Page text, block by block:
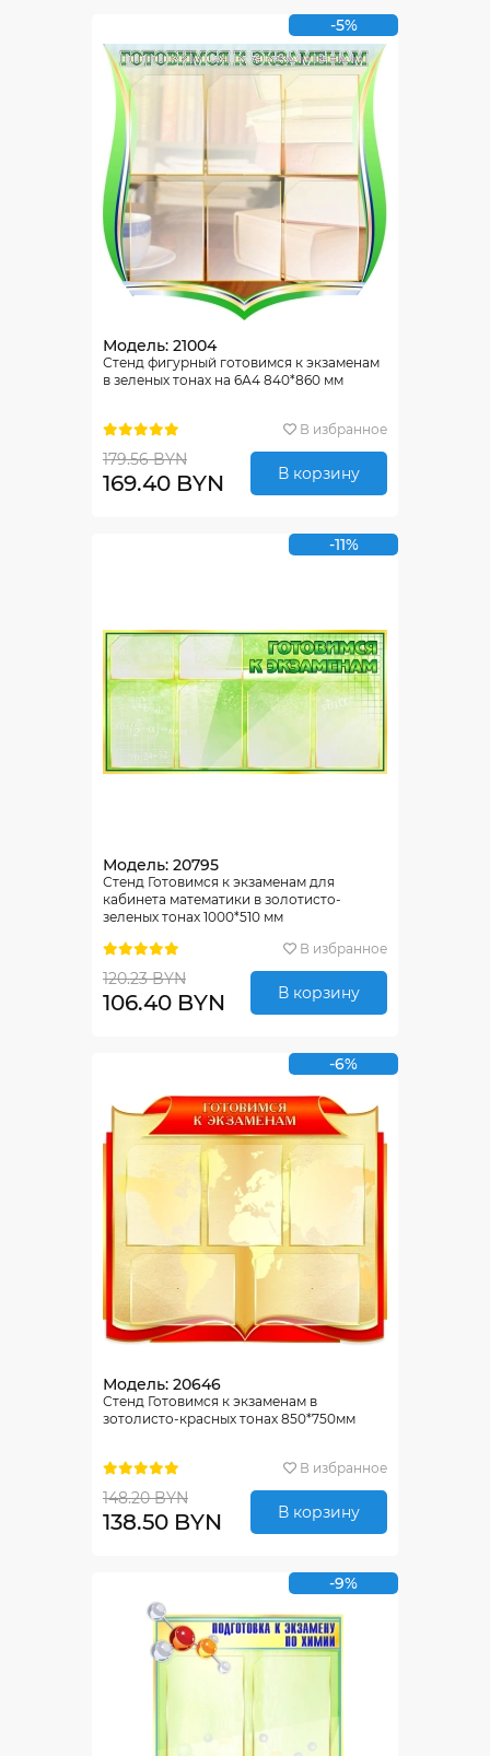
-5%
Модель: 21004
Стенд фигурный готовимся к экзаменам
в зеленых тонах на 6А4 840*860 мм
В избранное
179.56 BYN
169.40 BYN В корзину
-11%
Модель: 20795
Стенд Готовимся к экзаменам для
кабинета математики в золотисто-
зеленых тонах 1000*510 мм
В избранное
120.23 BYN
106.40 BYN В корзину
-6%
Модель: 20646
Стенд Готовимся к экзаменам в
зотолисто-красных тонах 850*750мм
В избранное
148.20 BYN
138.50 BYN В корзину
-9%